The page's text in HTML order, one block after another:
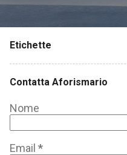
Etichette
Contatta Aforismario
Nome
Email *